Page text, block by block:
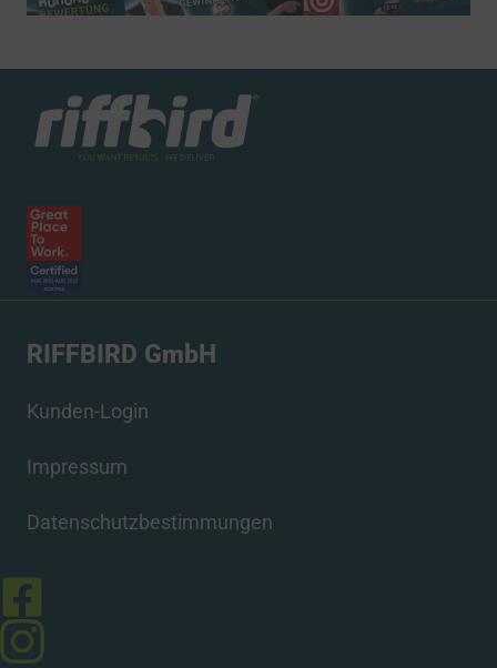
RIFFBIRD GmbH
Kunden-Login
Impressum
Datenschutzbestimmungen